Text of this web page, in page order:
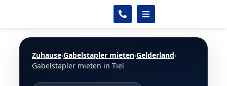
Zuhause›Gabelstapler mieten›Gelderland›
Gabelstapler mieten in Tiel